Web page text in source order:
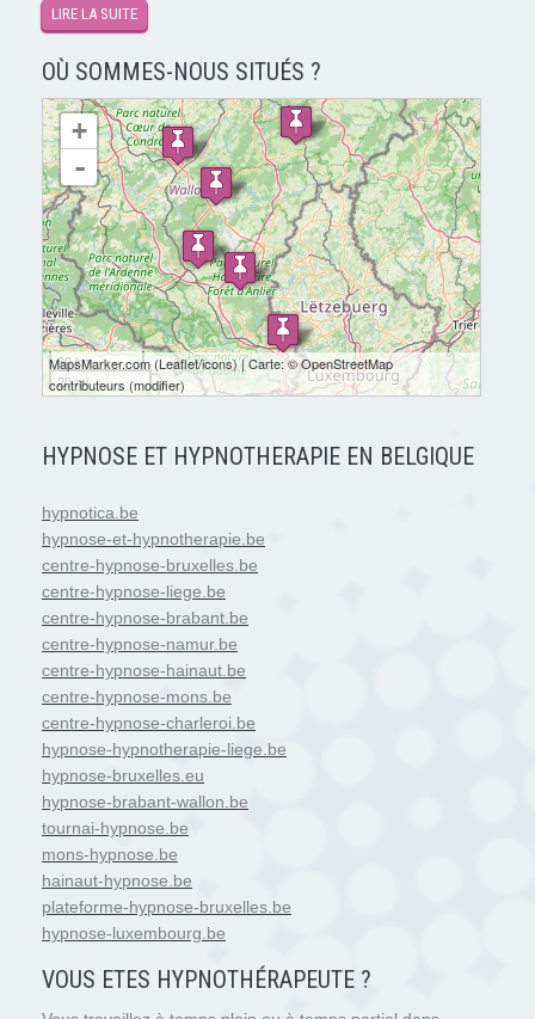
LIRE LA SUITE
OÙ SOMMES-NOUS SITUÉS ?
chargement de la carte - veuillez patienter...
+
-
30 km
20 mi
MapsMarker.com(Leaflet/icons) | Carte: ©OpenStreetMap
contributeurs (modifier)
HYPNOSE ET HYPNOTHERAPIE EN BELGIQUE
hypnotica.be
hypnose-et-hypnotherapie.be
centre-hypnose-bruxelles.be
centre-hypnose-liege.be
centre-hypnose-brabant.be
centre-hypnose-namur.be
centre-hypnose-hainaut.be
centre-hypnose-mons.be
centre-hypnose-charleroi.be
hypnose-hypnotherapie-liege.be
hypnose-bruxelles.eu
hypnose-brabant-wallon.be
tournai-hypnose.be
mons-hypnose.be
hainaut-hypnose.be
plateforme-hypnose-bruxelles.be
hypnose-luxembourg.be
VOUS ETES HYPNOTHÉRAPEUTE ?